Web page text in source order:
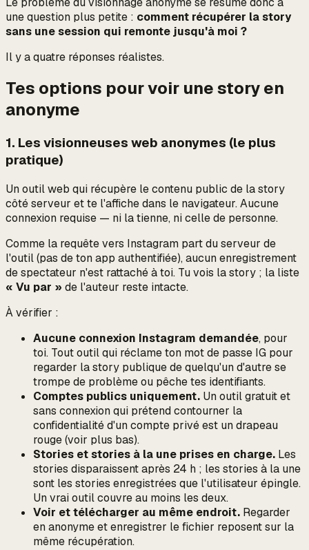
une question plus petite : comment récupérer la story
sans une session qui remonte jusqu'à moi ?
Il y a quatre réponses réalistes.
Tes options pour voir une story en
anonyme
1. Les visionneuses web anonymes (le plus
pratique)
Un outil web qui récupère le contenu public de la story
côté serveur et te l'affiche dans le navigateur. Aucune
connexion requise — ni la tienne, ni celle de personne.
Comme la requête vers Instagram part du serveur de
l'outil (pas de ton app authentifiée), aucun enregistrement
de spectateur n'est rattaché à toi. Tu vois la story ; la liste
« Vu par » de l'auteur reste intacte.
À vérifier :
Aucune connexion Instagram demandée, pour
toi. Tout outil qui réclame ton mot de passe IG pour
regarder la story publique de quelqu'un d'autrese
trompe de problème ou pêche tes identifiants.
Comptes publics uniquement. Un outil gratuit et
sans connexion qui prétend contourner la
confidentialité d'un compte privé est un drapeau
rouge (voir plus bas).
Stories et stories à la une prises en charge. Les
stories disparaissent après 24 h ; les stories à la une
sont les stories enregistrées que l'utilisateur épingle.
Un vrai outil couvre au moins les deux.
Voir et télécharger au même endroit. Regarder
en anonyme et enregistrer le fichier reposent sur la
même récupération.